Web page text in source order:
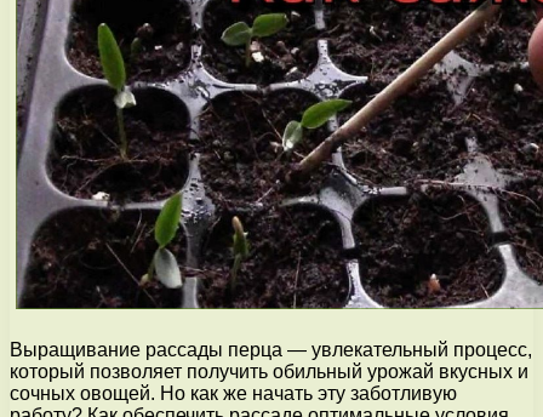
Выращивание рассады перца — увлекательный процесс,
который позволяет получить обильный урожай вкусных и
сочных овощей. Но как же начать эту заботливую